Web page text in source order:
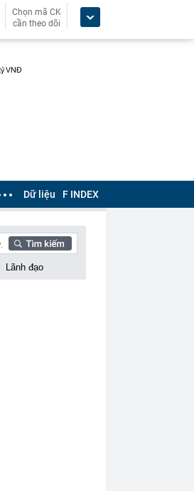
Chọn mã CK
cần theo dõi
Dữ liệu F INDEX
Lãnh đạo